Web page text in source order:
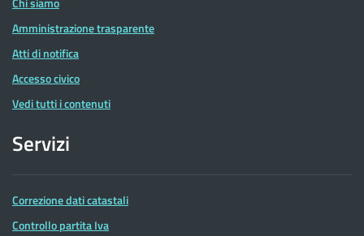
Amministrazione trasparente
Atti di notifica
Accesso civico
Vedi tutti i contenuti
Servizi
Correzione dati catastali
Controllo partita Iva